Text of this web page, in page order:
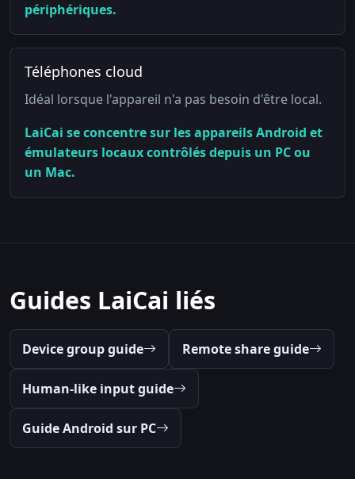
périphériques.
Téléphones cloud
Idéal lorsque l'appareil n'a pas besoin d'être local.
LaiCai se concentre sur les appareils Android et
émulateurs locaux contrôlés depuis un PC ou
un Mac.
Guides LaiCai liés
Device group guide Remote share guide
Human-like input guide
Guide Android sur PC